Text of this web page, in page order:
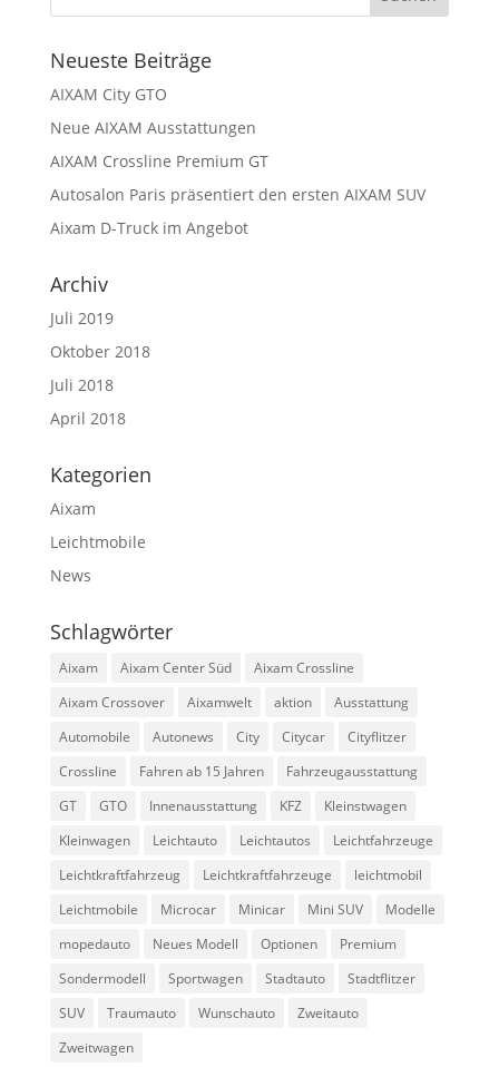
Neueste Beiträge
AIXAM City GTO
Neue AIXAM Ausstattungen
AIXAM Crossline Premium GT
Autosalon Paris präsentiert den ersten AIXAM SUV
Aixam D-Truck im Angebot
Archiv
Juli 2019
Oktober 2018
Juli 2018
April 2018
Kategorien
Aixam
Leichtmobile
News
Schlagwörter
Aixam Aixam Center Süd
Aixam Crossline
Aixam Crossover
Aixamwelt aktion
Ausstattung
Automobile
Autonews City Citycar
Cityflitzer
Crossline
Fahren ab 15 Jahren
Fahrzeugausstattung
GT
GTO Innenausstattung KFZ
Kleinstwagen
Kleinwagen
Leichtauto Leichtautos
Leichtfahrzeuge
Leichtkraftfahrzeug
Leichtkraftfahrzeuge
leichtmobil
Leichtmobile
Microcar Minicar Mini SUV
Modelle
mopedauto
Neues Modell Optionen
Premium
Sondermodell
Sportwagen Stadtauto
Stadtflitzer
SUV
Traumauto Wunschauto
Zweitauto
Zweitwagen